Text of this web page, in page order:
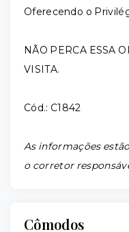
Oferecendo o
NÃO PERCA ESSA
VISITA.
Cód.: C1842
As informações
o corretor
Cômodos